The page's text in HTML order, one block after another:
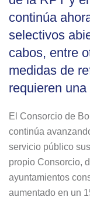
continúa
selectivos
cabos, entre
medidas de
requieren
El Consorcio de
continúa
servicio público
propio Consorcio,
ayuntamientos
aumentado en un